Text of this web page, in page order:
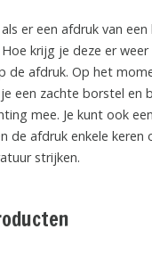
er een afdruk van
krijg je deze er weer
de afdruk. Op het
een zachte borstel en
mee. Je kunt ook
de afdruk enkele keren
strijken.